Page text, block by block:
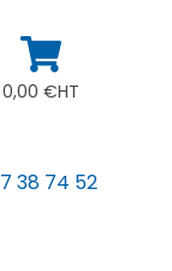
0,00 €HT
38 74 52